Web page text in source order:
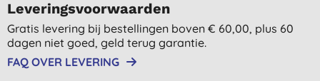
Leveringsvoorwaarden
Gratis levering bij bestellingen boven € 60,00, plus 60
dagen niet goed, geld terug garantie.
FAQ OVER LEVERING